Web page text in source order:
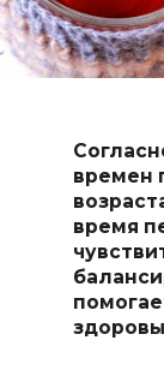
времен
время